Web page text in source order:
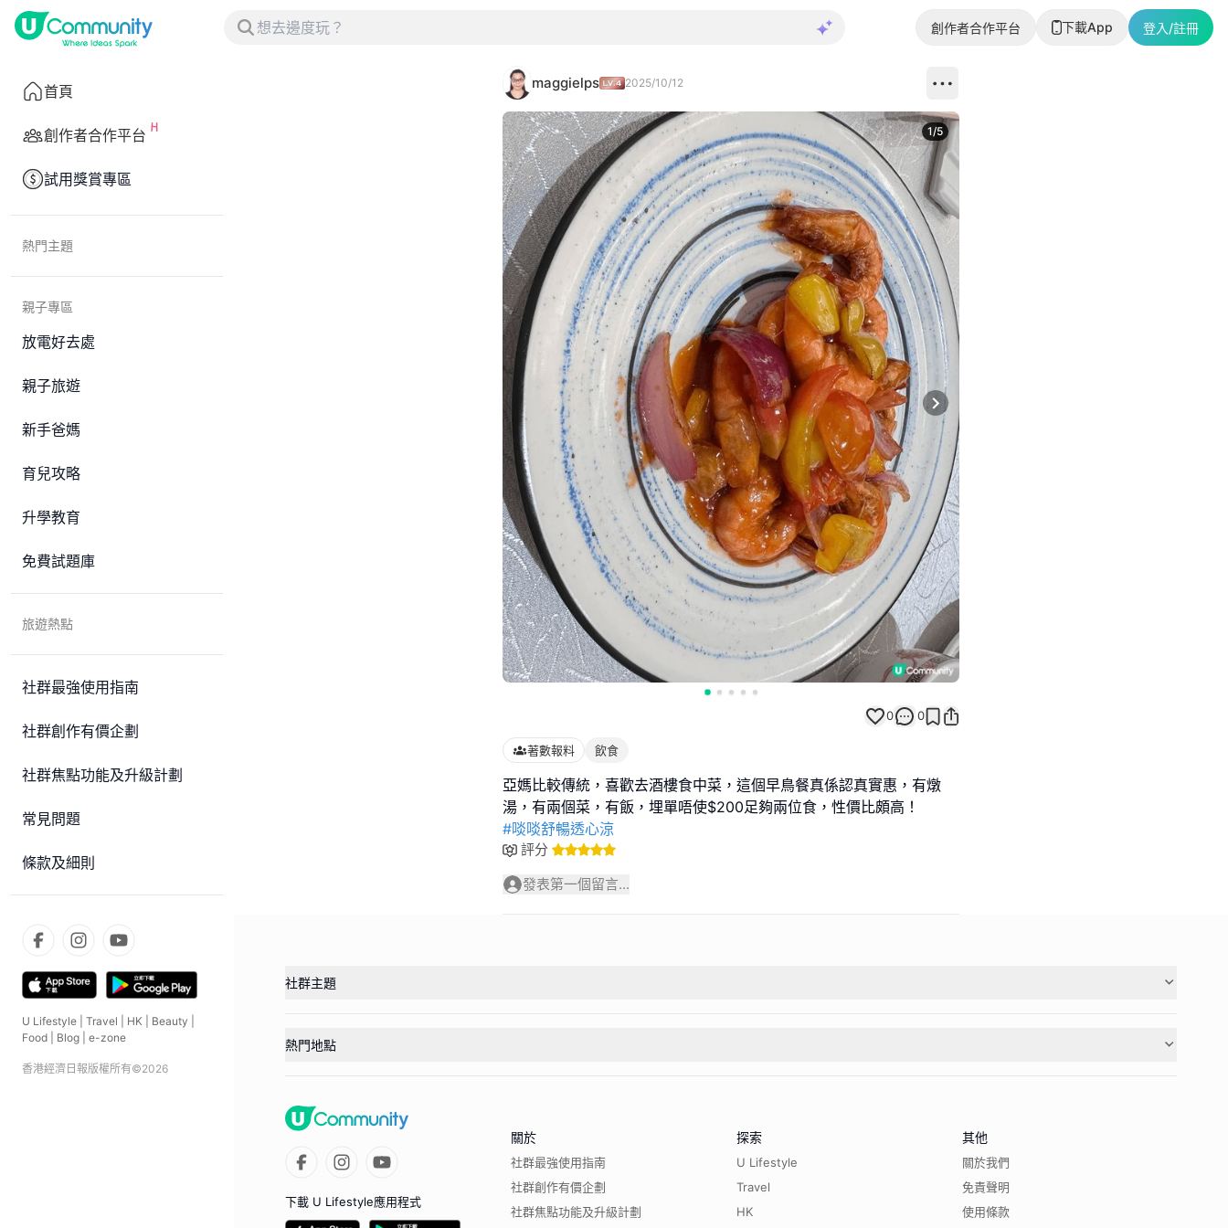
創作者合作平台 下載App 登入/註冊
首頁
創作者合作平台
試用獎賞專區
熱門主題
親子專區
放電好去處
親子旅遊
新手爸媽
育兒攻略
升學教育
免費試題庫
旅遊熱點
社群最強使用指南
社群創作有價企劃
社群焦點功能及升級計劃
常見問題
條款及細則
U Lifestyle Travel HK Beauty
Food
Blog e-zone
香港經濟日報版權所有©2026
maggielps 2025/10/12
Next slide
1/5
0 0
著數報料 飲食
亞媽比較傳統，喜歡去酒樓食中菜，這個早鳥餐真係認真實惠，有燉
#啖啖舒暢透心涼
評分
發表第一個留言...
社群主題
熱門地點
下載 U Lifestyle應用程式
關於
社群最強使用指南
社群創作有價企劃
社群焦點功能及升級計劃
探索
U Lifestyle
Travel
HK
其他
關於我們
免責聲明
使用條款